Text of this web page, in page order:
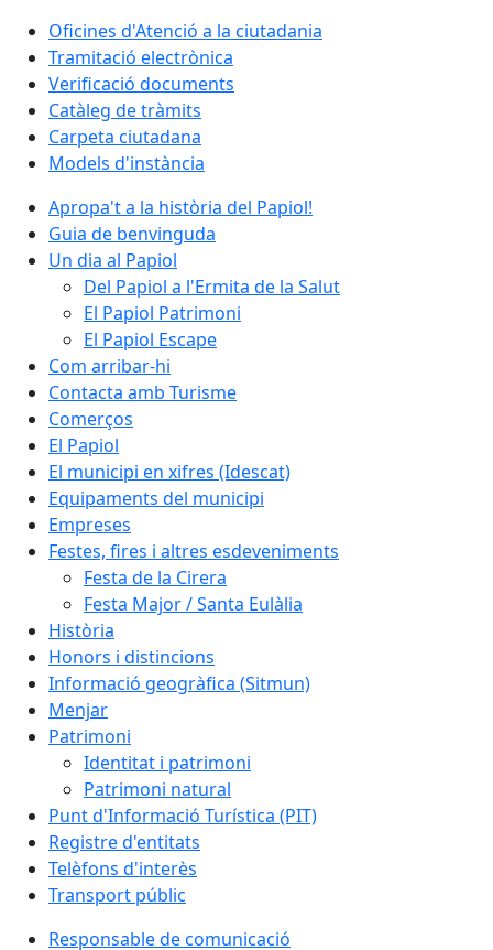
Oficines d'Atenció a la ciutadania
Tramitació electrònica
Verificació documents
Catàleg de tràmits
Carpeta ciutadana
Models d'instància
Apropa't a la història del Papiol!
Guia de benvinguda
Un dia al Papiol
Del Papiol a l'Ermita de la Salut
El Papiol Patrimoni
El Papiol Escape
Com arribar-hi
Contacta amb Turisme
Comerços
El Papiol
El municipi en xifres (Idescat)
Equipaments del municipi
Empreses
Festes, fires i altres esdeveniments
Festa de la Cirera
Festa Major / Santa Eulàlia
Història
Honors i distincions
Informació geogràfica (Sitmun)
Menjar
Patrimoni
Identitat i patrimoni
Patrimoni natural
Punt d'Informació Turística (PIT)
Registre d'entitats
Telèfons d'interès
Transport públic
Responsable de comunicació